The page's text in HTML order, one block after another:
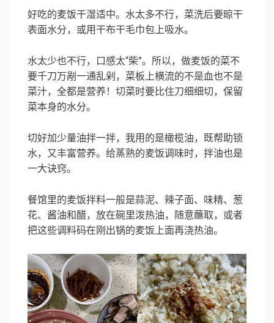
好吃的麦饭干湿适中。水太多不行，菜洗后要晾干
表面水分，或用干布干毛巾包上吸水。
水太少也不行，口感太“柴”。所以，做麦饭的菜不
要千刀万剐一通乱剁，菜板上横流的不是血也不是
菜汁，全都是营养！切菜时要比住刀细细切，保留
菜本身的水分。
切好加少量油拌一拌，我用的是橄榄油，既帮助锁
水，又丰富营养。给蒸熟的麦饭调味时，拌油也是
一大诀窍。
餐馆里的麦饭拌料一般是蒜泥、辣子面、味精、葱
花、酱油和醋，放在碗里泼热油，随意蘸取，或者
把这些调料码在刚出锅的麦饭上面再浇热油。